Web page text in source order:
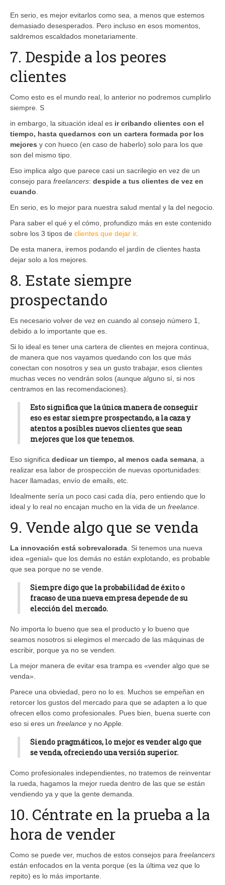
En serio, es mejor evitarlos como sea, a menos que estemos
demasiado desesperados. Pero incluso en esos momentos,
saldremos escaldados monetariamente.
7. Despide a los peores
clientes
Como esto es el mundo real, lo anterior no podremos cumplirlo
siempre. S
in embargo, la situación ideal es ir cribando clientes con el
tiempo, hasta quedarnos con un cartera formada por los
mejores y con hueco (en caso de haberlo) solo para los que
son del mismo tipo.
Eso implica algo que parece casi un sacrilegio en vez de un
consejo para freelancers: despide a tus clientes de vez en
cuando
En serio, es lo mejor para nuestra salud mental y la del negocio.
Para saber el qué y el cómo, profundizo más en este contenido
sobre los 3 tipos de clientes que dejar ir.
De esta manera, iremos podando el jardín de clientes hasta
dejar solo a los mejores.
8. Estate siempre
prospectando
Es necesario volver de vez en cuando al consejo número 1,
debido a lo importante que es.
Si lo ideal es tener una cartera de clientes en mejora continua,
de manera que nos vayamos quedando con los que más
conectan con nosotros y sea un gusto trabajar, esos clientes
muchas veces no vendrán solos (aunque alguno sí, si nos
centramos en las recomendaciones).
Esto significa que la única manera de conseguir
eso es estar siempre prospectando, a la caza y
atentos a posibles nuevos clientes que sean
mejores que los que tenemos.
Eso significa dedicar un tiempo, al menos cada semana , a
realizar esa labor de prospección de nuevas oportunidades:
hacer llamadas, envío de emails, etc.
Idealmente sería un poco casi cada día, pero entiendo que lo
ideal y lo real no encajan mucho en la vida de un freelance
9. Vende algo que se venda
La innovación está sobrevalorada . Si tenemos una nueva
idea «genial» que los demás no están explotando, es probable
que sea porque no se vende.
Siempre digo que la probabilidad de éxito o
fracaso de una nueva empresadepende de su
elección del mercado.
No importa lo bueno que sea el producto y lo bueno que
seamos nosotros si elegimos el mercado de las máquinas de
escribir, porque ya no se venden.
La mejor manera de evitar esa trampa es «vender algo que se
venda».
Parece una obviedad, pero no lo es. Muchos se empeñan en
retorcer los gustos del mercado para que se adapten a lo que
ofrecen ellos como profesionales. Pues bien, buena suerte con
eso si eres un freelance y no Apple.
Siendo pragmáticos, lo mejor es vender algo que
se venda, ofreciendo una versión superior.
Como profesionales independientes, no tratemos de reinventar
la rueda, hagamos la mejor rueda dentro de las que se están
vendiendo ya y que la gente demanda.
10. Céntrate en la prueba a la
hora de vender
Como se puede ver, muchos de estos consejos para freelancers
están enfocados en la venta porque (es la última vez que lo
repito) es lo más importante.